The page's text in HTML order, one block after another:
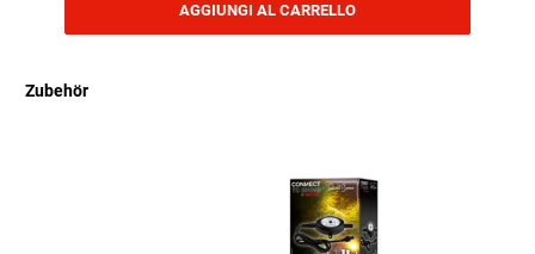
AGGIUNGI AL CARRELLO
Zubehör